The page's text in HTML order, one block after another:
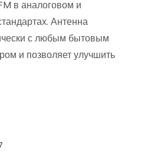
в аналоговом и
Антенна
с любым бытовым
и позволяет улучшить